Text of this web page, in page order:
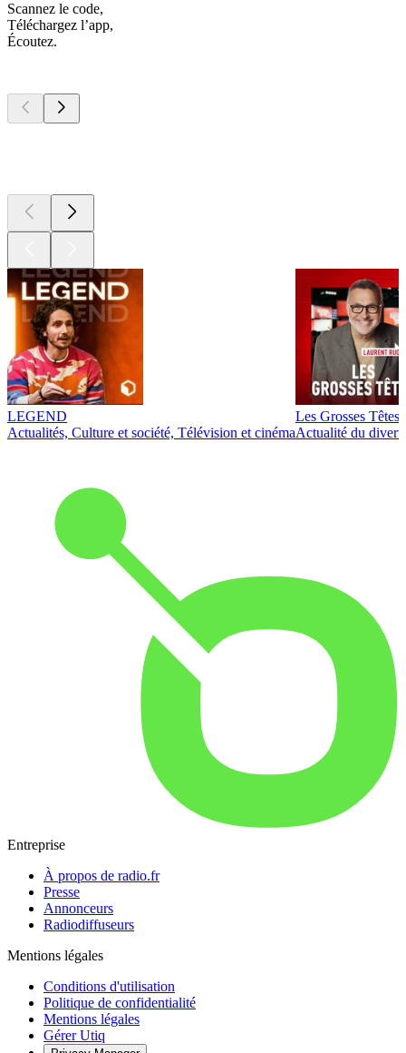
Scannez le code,
Téléchargez l’app,
Écoutez.
LEGEND
Actualités, Culture et société, Télévision et cinéma
Les Grosses Têtes
Actualité du
Entreprise
À propos de radio.fr
Presse
Annonceurs
Radiodiffuseurs
Mentions légales
Conditions d'utilisation
Politique de confidentialité
Mentions légales
Gérer Utiq